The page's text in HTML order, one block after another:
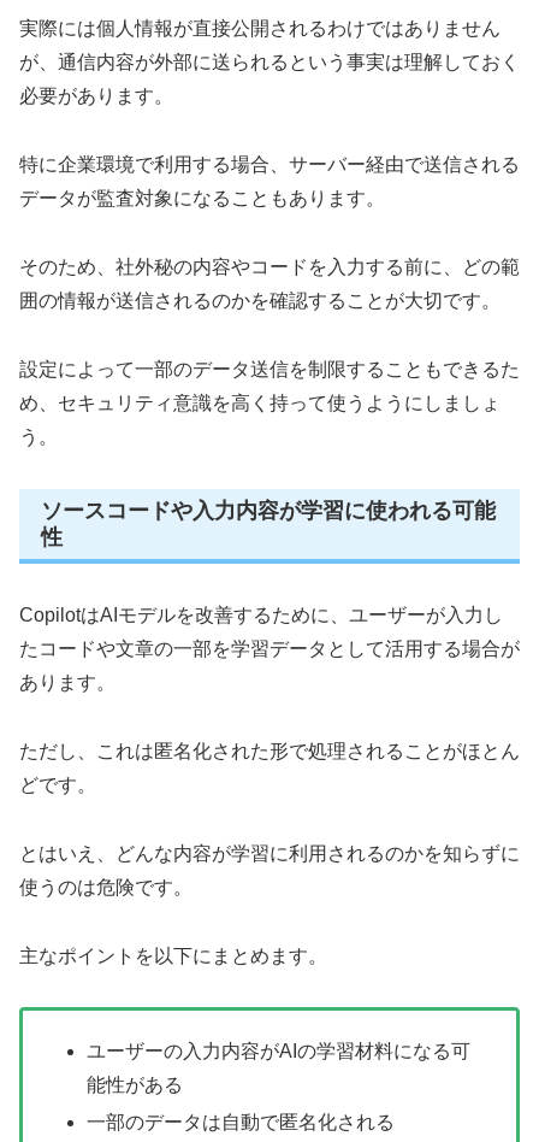
実際には個人情報が直接公開されるわけではありません
が、通信内容が外部に送られるという事実は理解しておく
必要があります。
特に企業環境で利用する場合、サーバー経由で送信される
データが監査対象になることもあります。
そのため、社外秘の内容やコードを入力する前に、どの範
囲の情報が送信されるのかを確認することが大切です。
設定によって一部のデータ送信を制限することもできるた
め、セキュリティ意識を高く持って使うようにしましょ
う。
ソースコードや入力内容が学習に使われる可能
性
CopilotはAIモデルを改善するために、ユーザーが入力し
たコードや文章の一部を学習データとして活用する場合が
あります。
ただし、これは匿名化された形で処理されることがほとん
どです。
とはいえ、どんな内容が学習に利用されるのかを知らずに
使うのは危険です。
主なポイントを以下にまとめます。
ユーザーの入力内容がAIの学習材料になる可
能性がある
一部のデータは自動で匿名化される